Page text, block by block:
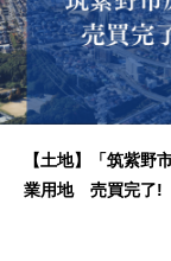
【土地】「筑紫野
業用地 売買完了!